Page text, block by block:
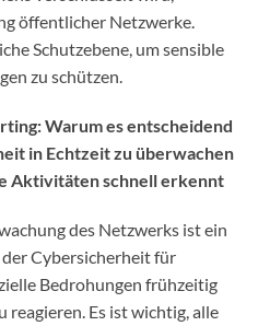
öffentlicher Netzwerke.
Schutzebene, um sensible
zu schützen.
Warum es entscheidend
in Echtzeit zu überwachen
Aktivitäten schnell erkennt
des Netzwerks ist ein
Cybersicherheit für
Bedrohungen frühzeitig
reagieren. Es ist wichtig, alle